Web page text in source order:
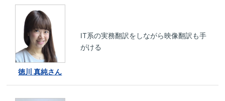
徳川 真純さん
IT系の実務翻訳をしながら映像翻訳も手
がける